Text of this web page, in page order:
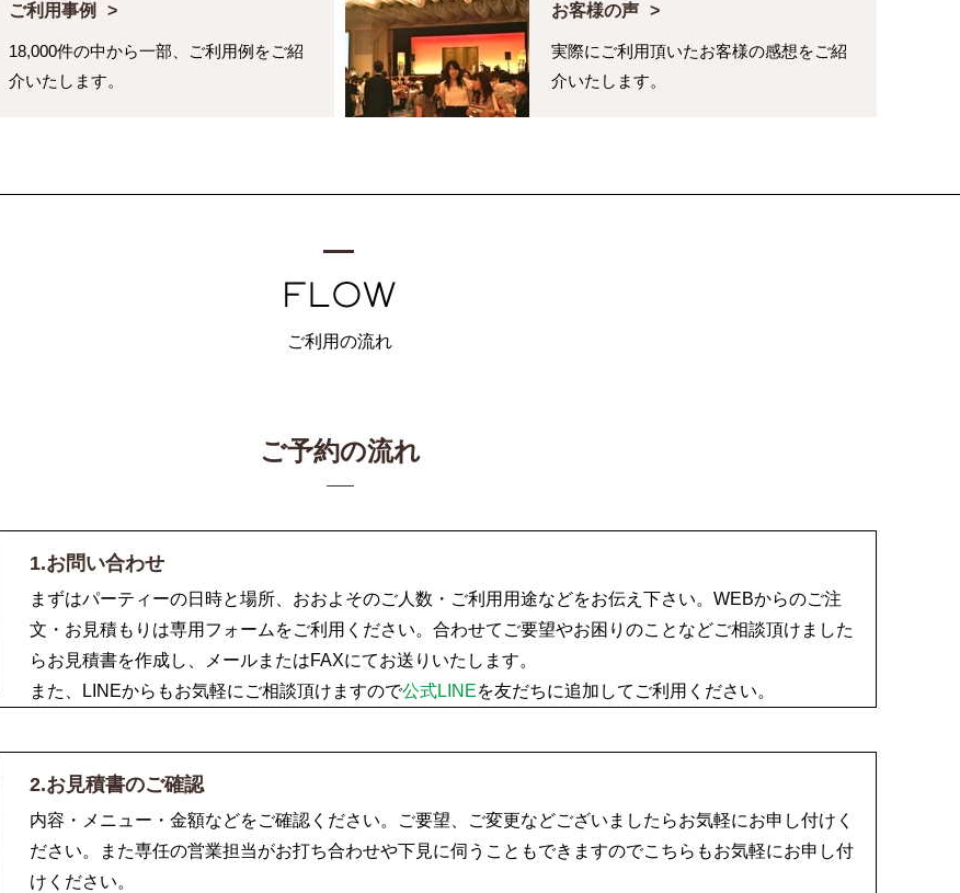
ご利用事例
18,000件の中から一部、ご利用例をご紹
介いたします。
お客様の声
実際にご利用頂いたお客様の感想をご紹
介いたします。
ご利用の流れ
ご予約の流れ
1.お問い合わせ
まずはパーティーの日時と場所、おおよそのご人数・ご利用用途などをお伝え下さい。WEBからのご注
文・お見積もりは専用フォームをご利用ください。合わせてご要望やお困りのことなどご相談頂けました
らお見積書を作成し、メールまたはFAXにてお送りいたします。
また、LINEからもお気軽にご相談頂けますので公式LINEを友だちに追加してご利用ください。
2.お見積書のご確認
内容・メニュー・金額などをご確認ください。ご要望、ご変更などございましたらお気軽にお申し付けく
ださい。また専任の営業担当がお打ち合わせや下見に伺うこともできますのでこちらもお気軽にお申し付
けください。